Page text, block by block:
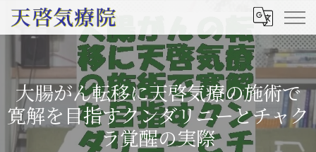
大腸がん転移に天啓気療の施術で
寛解を目指すクンダリニーとチャク
ラ覚醒の実際